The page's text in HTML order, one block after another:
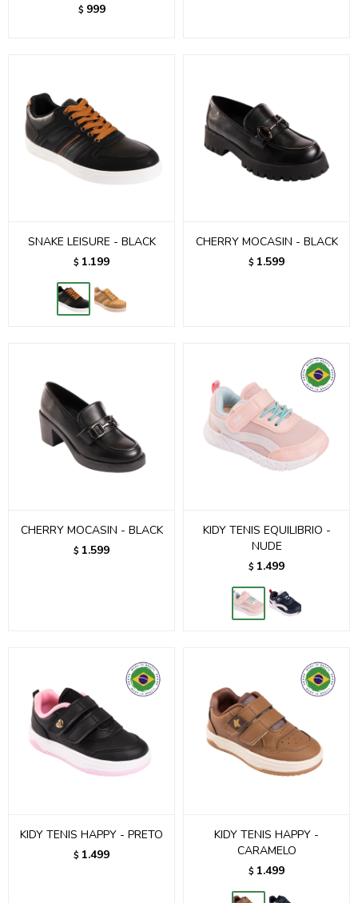
$ 999
SNAKE LEISURE - BLACK
$ 1.199
CHERRY MOCASIN - BLACK
$ 1.599
CHERRY MOCASIN - BLACK
$ 1.599
KIDY TENIS EQUILIBRIO -
NUDE
$ 1.499
KIDY TENIS HAPPY - PRETO
$ 1.499
KIDY TENIS HAPPY -
CARAMELO
$ 1.499